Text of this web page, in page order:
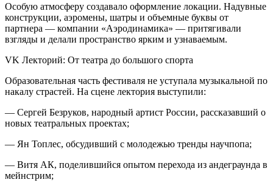
Особую атмосферу создавало оформление локации. Надувные
конструкции, аэромены, шатры и объемные буквы от
партнера — компании «Аэродинамика» — притягивали
взгляды и делали пространство ярким и узнаваемым.
VK Лекторий: От театра до большого спорта
Образовательная часть фестиваля не уступала музыкальной по
накалу страстей. На сцене лектория выступили:
— Сергей Безруков, народный артист России, рассказавший о
новых театральных проектах;
— Ян Топлес, обсудивший с молодежью тренды научпопа;
— Витя АК, поделившийся опытом перехода из андеграунда в
мейнстрим;